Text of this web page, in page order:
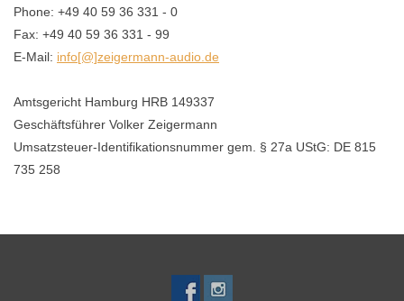
KONTAKT
Phone: +49 40 59 36 331 - 0
Fax: +49 40 59 36 331 - 99
E-Mail: info[@]zeigermann-audio.de
Amtsgericht Hamburg HRB 149337
Geschäftsführer Volker Zeigermann
Umsatzsteuer-Identifikationsnummer gem. § 27a UStG: DE 815
735 258